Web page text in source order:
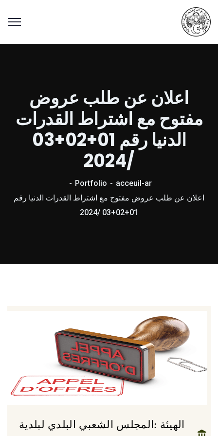
اعلان عن طلب عروض
مفتوح مع اشتراط القدرات
الدنيا رقم 01+02+03
/2024
acceuil-ar
Portfolio
اعلان عن طلب عروض مفتوح مع اشتراط القدرات الدنيا رقم
01+02+03 /2024
الهيئة :المجلس الشعبي البلدي لبلدية